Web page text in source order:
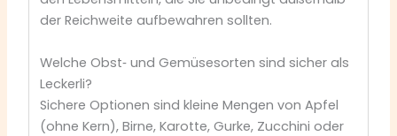
der Reichweite aufbewahren sollten.
Welche Obst‑ und Gemüsesorten sind sicher als
Leckerli?
Sichere Optionen sind kleine Mengen von Apfel
(ohne Kern), Birne, Karotte, Gurke, Zucchini oder